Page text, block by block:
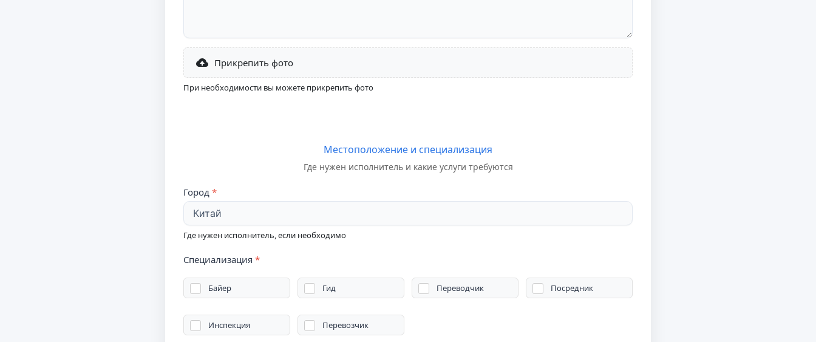
Прикрепить фото
При необходимости вы можете прикрепить фото
Местоположение и специализация
Где нужен исполнитель и какие услуги требуются
Город
Где нужен исполнитель, если необходимо
Специализация
Байер Гид Переводчик Посредник
Инспекция Перевозчик